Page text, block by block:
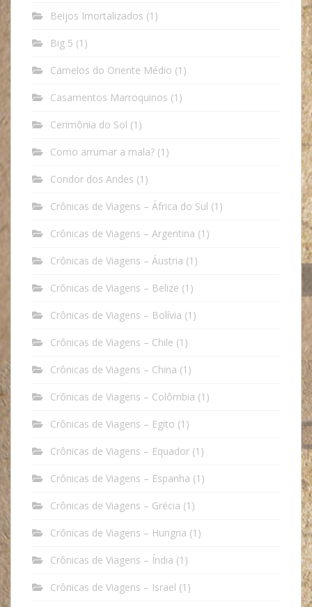
Beijos Imortalizados (1)
Big 5 (1)
Camelos do Oriente Médio (1)
Casamentos Marroquinos (1)
Cerimônia do Sol (1)
Como arrumar a mala? (1)
Condor dos Andes (1)
Crônicas de Viagens – África do Sul (1)
Crônicas de Viagens – Argentina (1)
Crônicas de Viagens – Áustria (1)
Crônicas de Viagens – Belize (1)
Crônicas de Viagens – Bolívia (1)
Crônicas de Viagens – Chile (1)
Crônicas de Viagens – China (1)
Crônicas de Viagens – Colômbia (1)
Crônicas de Viagens – Egito (1)
Crônicas de Viagens – Equador (1)
Crônicas de Viagens – Espanha (1)
Crônicas de Viagens – Grécia (1)
Crônicas de Viagens – Hungria (1)
Crônicas de Viagens – Índia (1)
Crônicas de Viagens – Israel (1)